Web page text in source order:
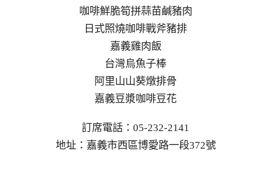
咖啡鮮脆筍拼蒜苗鹹豬肉
日式照燒咖啡戰斧豬排
嘉義雞肉飯
台灣烏魚子棒
阿里山山葵燉排骨
嘉義豆漿咖啡豆花
訂席電話：05-232-2141
地址：嘉義市西區博愛路一段372號